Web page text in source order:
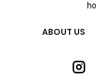
ABOUT US